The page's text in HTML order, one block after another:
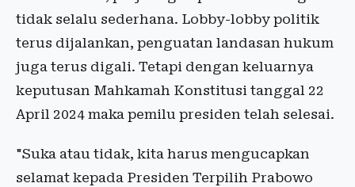
tidak selalu sederhana. Lobby-lobby politik
terus dijalankan, penguatan landasan hukum
juga terus digali. Tetapi dengan keluarnya
keputusan Mahkamah Konstitusi tanggal 22
April 2024 maka pemilu presiden telah selesai.
"Suka atau tidak, kita harus mengucapkan
selamat kepada Presiden Terpilih Prabowo